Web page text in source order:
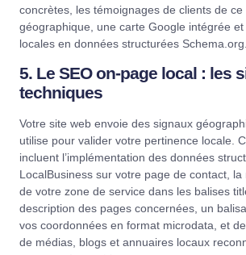
concrètes, les témoignages de clients de ce
géographique, une carte Google intégrée
locales en données structurées Schema.org.
5. Le SEO on-page local : les
techniques
Votre site web envoie des signaux
utilise pour valider votre pertinence locale.
incluent l’implémentation des données
LocalBusiness sur votre page de contact, la
de votre zone de service dans les balises
description des pages concernées, un
vos coordonnées en format microdata, et
de médias, blogs et annuaires locaux